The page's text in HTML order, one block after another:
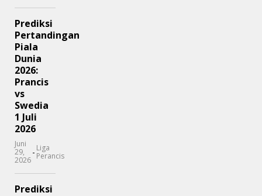
Prediksi
Pertandingan
Piala
Dunia
2026:
Prancis
vs
Swedia
1 Juli
2026
Juni
29,
2026
- Liga
Perancis
Prediksi